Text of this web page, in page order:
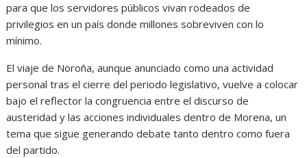
para que los servidores públicos vivan rodeados de
privilegios en un país donde millones sobreviven con lo
mínimo.
El viaje de Noroña, aunque anunciado como una actividad
personal tras el cierre del periodo legislativo, vuelve a colocar
bajo el reflector la congruencia entre el discurso de
austeridad y las acciones individuales dentro de Morena, un
tema que sigue generando debate tanto dentro como fuera
del partido.